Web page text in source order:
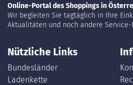
Online-Portal des Shoppings in
Wir begleiten Sie tagtäglich in Ihre
Aktualitäten und noch andere
Nützliche Links
Bundesländer
Ladenkette